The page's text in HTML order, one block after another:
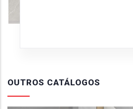
OUTROS CATÁLOGOS